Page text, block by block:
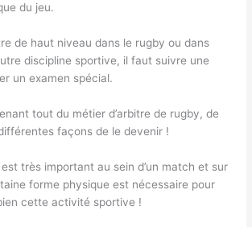
du jeu.
de haut niveau dans le rugby ou dans
discipline sportive, il faut suivre une
un examen spécial.
tout du métier d’arbitre de rugby, de
façons de le devenir !
est très important au sein d’un match et sur
forme physique est nécessaire pour
cette activité sportive !